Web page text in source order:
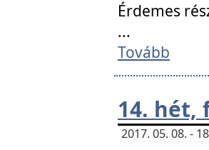
Érdemes
...
Tovább
14. hét,
2017. 05. 08. -